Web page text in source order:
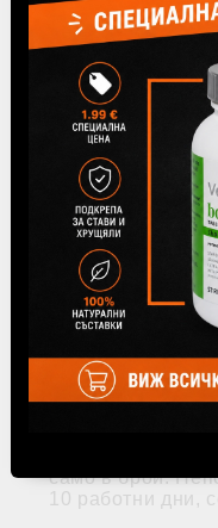
на Република
за България е
от това дали
врата или ще
Speedy.
Ако
Вашето
изберете
врата.
Всички цени
български лева
Ако желаете
нашия офис в
Дертлиев №99,
можете да
Работно
само в брой.
10 работни дни,